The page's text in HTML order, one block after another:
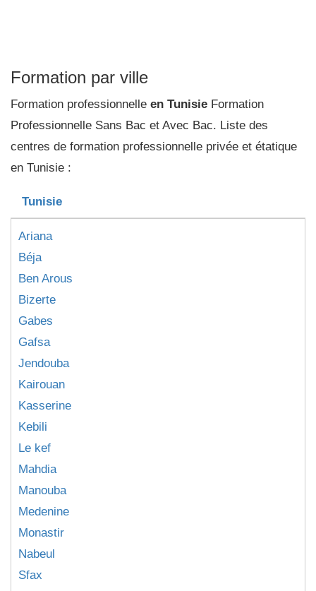
Formation par ville
Formation professionnelle en Tunisie Formation
Professionnelle Sans Bac et Avec Bac. Liste des
centres de formation professionnelle privée et étatique
en Tunisie :
Tunisie
Ariana
Béja
Ben Arous
Bizerte
Gabes
Gafsa
Jendouba
Kairouan
Kasserine
Kebili
Le kef
Mahdia
Manouba
Medenine
Monastir
Nabeul
Sfax